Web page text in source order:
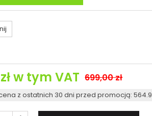
w tym VAT 699,00 zł
z ostatnich 30 dni przed promocją: